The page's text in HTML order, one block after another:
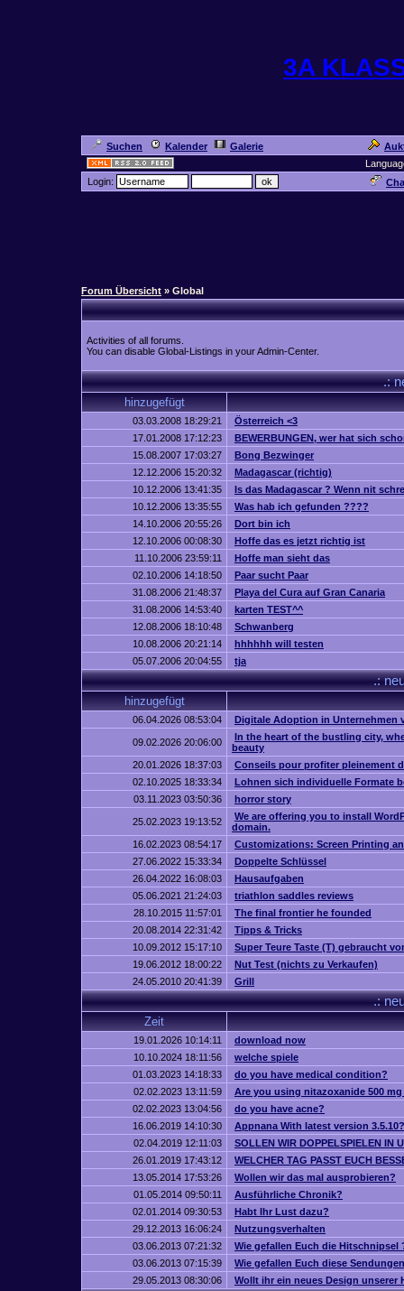
3A
Suchen Kalender Galerie
Login:
Forum Übersicht » Global
Activities of all forums.
You can disable Global-Listings in your Admin-Center.
.:
hinzugefügt
03.03.2008 18:29:21
Österreich <3
17.01.2008 17:12:23
BEWERBUNGEN, wer hat sich
15.08.2007 17:03:27
Bong Bezwinger
12.12.2006 15:20:32
Madagascar (richtig)
10.12.2006 13:41:35
Is das Madagascar ? Wenn nit
10.12.2006 13:35:55
Was hab ich gefunden ????
14.10.2006 20:55:26
Dort bin ich
12.10.2006 00:08:30
Hoffe das es jetzt richtig ist
11.10.2006 23:59:11
Hoffe man sieht das
02.10.2006 14:18:50
Paar sucht Paar
31.08.2006 21:48:37
Playa del Cura auf Gran Canaria
31.08.2006 14:53:40
karten TEST^^
12.08.2006 18:10:48
Schwanberg
10.08.2006 20:21:14
hhhhhh will testen
05.07.2006 20:04:55
tja
.:
hinzugefügt
06.04.2026 08:53:04 Digitale Adoption in Unternehmen
09.02.2026 20:06:00
In the heart of the bustling city,
beauty
20.01.2026 18:37:03
Conseils pour profiter pleinement
02.10.2025 18:33:34
Lohnen sich individuelle Formate
03.11.2023 03:50:36
horror story
25.02.2023 19:13:52
We are offering you to install
domain.
16.02.2023 08:54:17
Customizations: Screen Printing
27.06.2022 15:33:34
Doppelte Schlüssel
26.04.2022 16:08:03
Hausaufgaben
05.06.2021 21:24:03
triathlon saddles reviews
28.10.2015 11:57:01
The final frontier he founded
20.08.2014 22:31:42
Tipps & Tricks
10.09.2012 15:17:10
Super Teure Taste (T) gebraucht
19.06.2012 18:00:22
Nut Test (nichts zu Verkaufen)
24.05.2010 20:41:39
Grill
.:
Zeit
19.01.2026 10:14:11
download now
10.10.2024 18:11:56
welche spiele
01.03.2023 14:18:33
do you have medical condition?
02.02.2023 13:11:59
Are you using nitazoxanide 500
02.02.2023 13:04:56
do you have acne?
16.06.2019 14:10:30
Appnana With latest version
02.04.2019 12:11:03
SOLLEN WIR DOPPELSPIELEN IN
26.01.2019 17:43:12
WELCHER TAG PASST EUCH
13.05.2014 17:53:26
Wollen wir das mal ausprobieren?
01.05.2014 09:50:11
Ausführliche Chronik?
02.01.2014 09:30:53
Habt Ihr Lust dazu?
29.12.2013 16:06:24
Nutzungsverhalten
03.06.2013 07:21:32
Wie gefallen Euch die Hitschnipsel
03.06.2013 07:15:39
Wie gefallen Euch diese Sendungen
29.05.2013 08:30:06
Wollt ihr ein neues Design unserer